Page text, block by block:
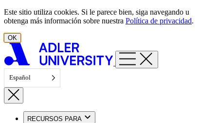
Ir al contenido
Este sitio utiliza cookies. Si le parece bien, siga navegando u
obtenga más información sobre nuestra Política de privacidad.
OK
Español
RECURSOS PARA